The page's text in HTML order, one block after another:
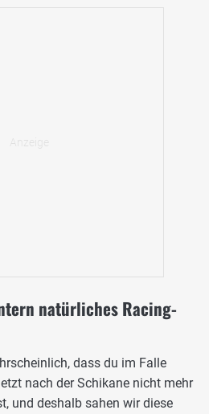
natürliches Racing-
dass du im Falle
nach der Schikane nicht mehr
und deshalb sahen wir diese